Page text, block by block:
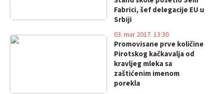
Fabrici, šef delegacije EU u
Srbiji
Promovisane prve količine
Pirotskog kačkavalja od
kravljeg mleka sa
zaštićenim imenom
porekla
03. mar 2017. 13:30